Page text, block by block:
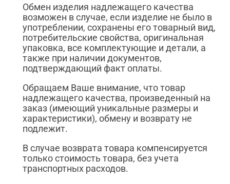
Обмен изделия надлежащего качества
возможен в случае, если изделие не было в
употреблении, сохранены его товарный вид,
потребительские свойства, оригинальная
упаковка, все комплектующие и детали, а
также при наличии документов,
подтверждающий факт оплаты.
Обращаем Ваше внимание, что товар
надлежащего качества, произведенный на
заказ (имеющий уникальные размеры и
характеристики), обмену и возврату не
подлежит.
В случае возврата товара компенсируется
только стоимость товара, без учета
транспортных расходов.